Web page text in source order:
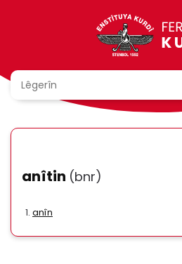
anîtin (bnr)
anîn